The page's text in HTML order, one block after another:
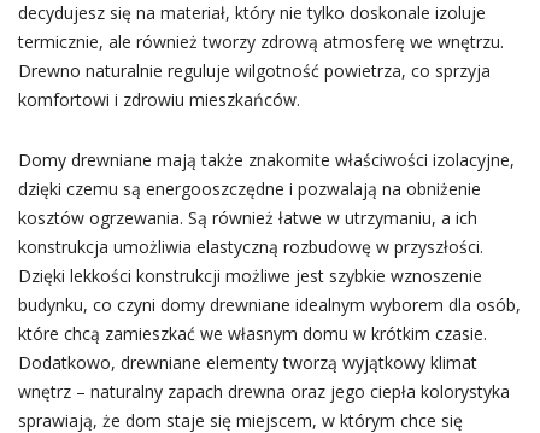
decydujesz się na materiał, który nie tylko doskonale izoluje
termicznie, ale również tworzy zdrową atmosferę we wnętrzu.
Drewno naturalnie reguluje wilgotność powietrza, co sprzyja
komfortowi i zdrowiu mieszkańców.
Domy drewniane mają także znakomite właściwości izolacyjne,
dzięki czemu są energooszczędne i pozwalają na obniżenie
kosztów ogrzewania. Są również łatwe w utrzymaniu, a ich
konstrukcja umożliwia elastyczną rozbudowę w przyszłości.
Dzięki lekkości konstrukcji możliwe jest szybkie wznoszenie
budynku, co czyni domy drewniane idealnym wyborem dla osób,
które chcą zamieszkać we własnym domu w krótkim czasie.
Dodatkowo, drewniane elementy tworzą wyjątkowy klimat
wnętrz – naturalny zapach drewna oraz jego ciepła kolorystyka
sprawiają, że dom staje się miejscem, w którym chce się